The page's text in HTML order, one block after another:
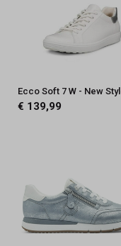
Ecco Soft 7 W - New
€ 139,99